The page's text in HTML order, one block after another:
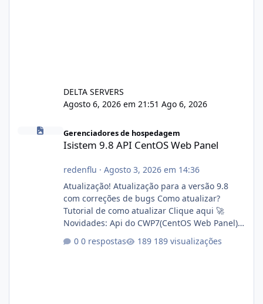
DELTA SERVERS
Agosto 6, 2026 em 21:51 Ago 6, 2026
Gerenciadores de hospedagem
Isistem 9.8 API CentOS Web Panel
redenflu · Agosto 3, 2026 em 14:36
Atualização! Atualização para a versão 9.8
com correções de bugs Como atualizar?
Tutorial de como atualizar Clique aqui 🚀
Novidades: Api do CWP7(CentOS Web Panel)
autorizado a usasr o isistem:
0 respostas 189 visualizações